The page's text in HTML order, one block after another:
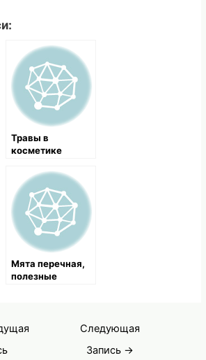
Травы в
косметике
Мята перечная,
полезные
Следующая
Запись →